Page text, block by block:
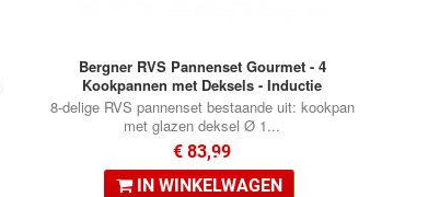
Bergner RVS Pannenset Gourmet - 4
Kookpannen met Deksels - Inductie
8-delige RVS pannenset bestaande uit: kookpan
met glazen deksel Ø 1...
€ 83,99
IN WINKELWAGEN
•